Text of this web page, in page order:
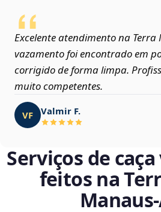
Excelente atendimento na Terra
vazamento foi encontrado em
corrigido de forma limpa.
muito competentes.
VF Valmir F.
Serviços de
feitos na